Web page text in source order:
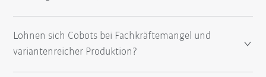
Lohnen sich Cobots bei Fachkräftemangel und
variantenreicher Produktion?